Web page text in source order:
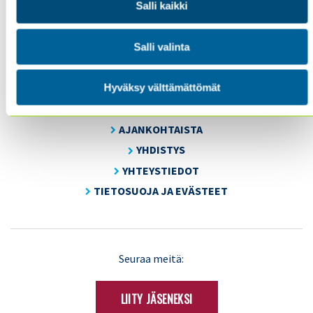
Salli kaikki
Salli valinta
Hyväksy välttämättömät
Energiakuja 3
FI 00180 Helsinki
Tel. +358 (0)50 505 6669
SISÄINEN TARKASTUS
KOULUTUS & TAPAHTUMAT
AJANKOHTAISTA
YHDISTYS
YHTEYSTIEDOT
TIETOSUOJA JA EVÄSTEET
Seuraa meitä:
LIITY JÄSENEKSI